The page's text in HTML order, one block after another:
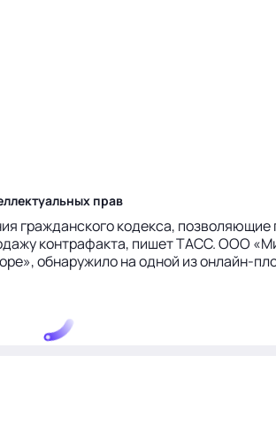
прав
кодекса, позволяющие
контрафакта, пишет ТАСС. ООО
обнаружило на одной из онлайн-